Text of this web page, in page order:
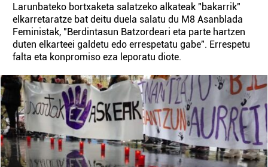
Larunbateko bortxaketa salatzeko alkateak "bakarrik"
elkarretaratze bat deitu duela salatu du M8 Asanblada
Feministak, "Berdintasun Batzordeari eta parte hartzen
duten elkarteei galdetu edo errespetatu gabe". Errespetu
falta eta konpromiso eza leporatu diote.